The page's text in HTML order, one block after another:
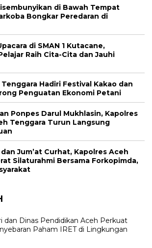
di Bawah Tempat
Bongkar Peredaran di
di SMAN 1 Kutacane,
Raih Cita-Cita dan Jauhi
Hadiri Festival Kakao dan
Penguatan Ekonomi Petani
Ponpes Darul Mukhlasin, Kapolres
Tenggara Turun Langsung
Jum’at Curhat, Kapolres Aceh
Silaturahmi Bersama Forkopimda,